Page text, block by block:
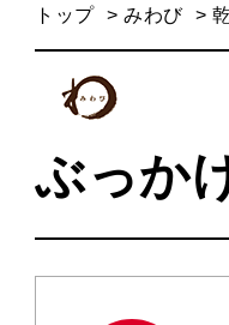
トップ みわび
ぶっか